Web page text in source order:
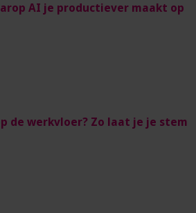
AI je productiever maakt op
de werkvloer? Zo laat je je stem